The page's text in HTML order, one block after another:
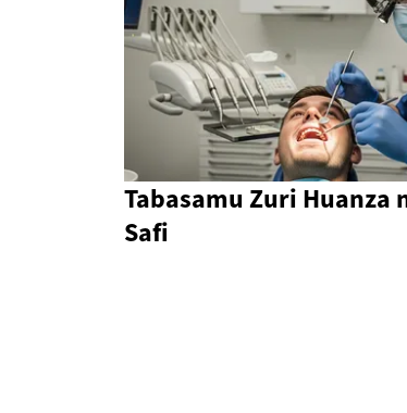
Tabasamu Zuri Huanza
Safi